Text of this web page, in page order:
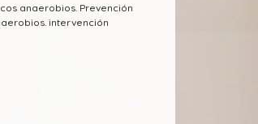
anaerobios. Prevención
intervención